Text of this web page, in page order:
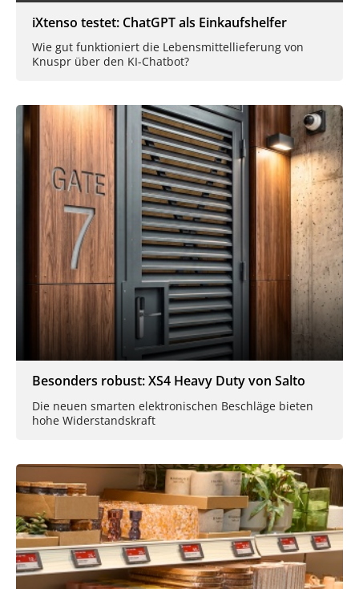
iXtenso testet: ChatGPT als Einkaufshelfer
Wie gut funktioniert die Lebensmittellieferung von
Knuspr über den KI-Chatbot?
Besonders robust: XS4 Heavy Duty von Salto
Die neuen smarten elektronischen Beschläge bieten
hohe Widerstandskraft